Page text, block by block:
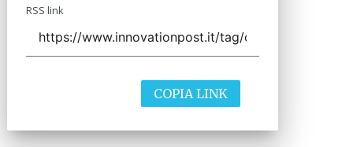
RSS link
COPIA LINK